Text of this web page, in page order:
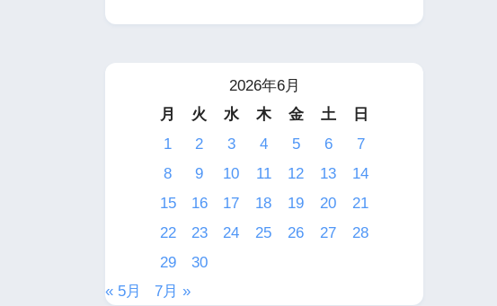
2026年6月
月
火 水 木 金 土
日
1
2 3 4 5 6
7
8
9 10 11 12 13
14
15
16 17 18 19 20
21
22
23 24 25 26 27
28
29
30
« 5月
7月 »